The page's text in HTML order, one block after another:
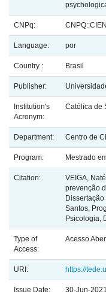
CNPq:
Language: por
Country : Brasil
Publisher:
Institution's
Acronym:
Católica de
Department: Centro de
Program: Mestrado
Citation:
VEIGA,
prevenção
Santos,
Psicologia,
Type of
Access:
Acesso
URI: https://
Issue Date: 30-Jun-2021